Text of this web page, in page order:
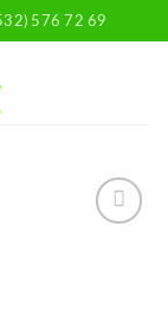
576 72 69